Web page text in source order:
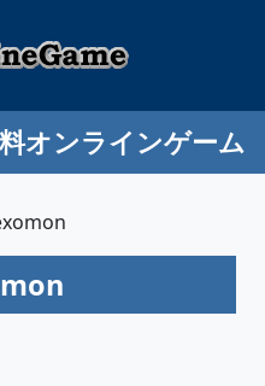
オンラインゲーム